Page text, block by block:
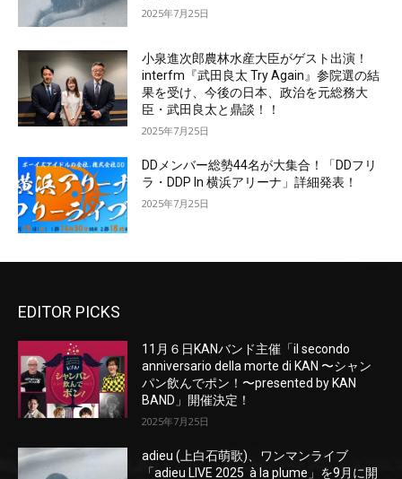
2025年7月25日
小泉進次郎農林水産大臣がゲスト出演！
interfm『武田良太 Try Again』参院選の結
果を受け、今後の日本、政治を元総務大
臣・武田良太と鼎談！！
2025年7月25日
DDメンバー総勢44名が大集合！「DDフリ
ラ・DDP In 横浜アリーナ」詳細発表！
2025年7月25日
EDITOR PICKS
11月６日KANバンド主催「il secondo
anniversario della morte di KAN 〜シャン
パン飲んでポン！〜presented by KAN
BAND」開催決定！
2025年7月25日
adieu (上白石萌歌)、ワンマンライブ
「adieu LIVE 2025 à la plume」を9月に開